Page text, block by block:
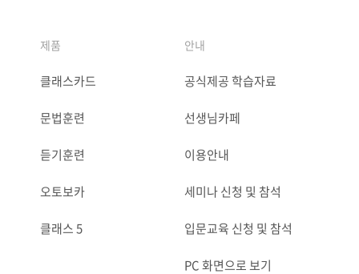
제품
클래스카드
문법훈련
듣기훈련
오토보카
클래스 5
안내
공식제공 학습자료
선생님카페
이용안내
세미나 신청 및 참석
입문교육 신청 및 참석
PC 화면으로 보기